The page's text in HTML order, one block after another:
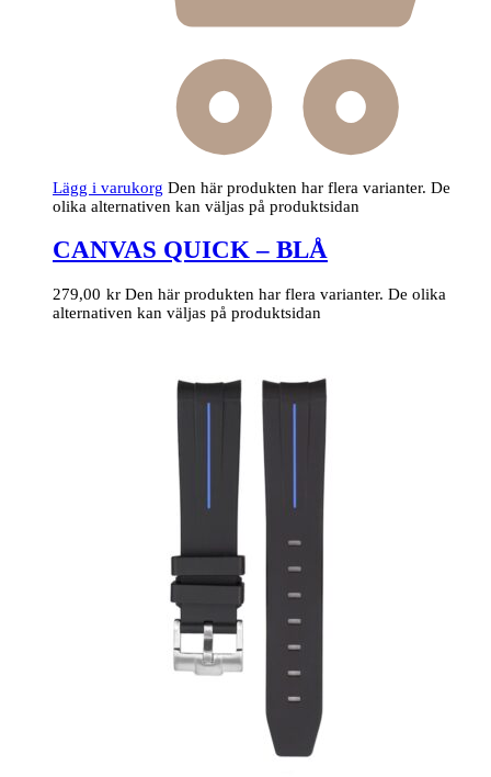
Lägg i varukorg Den här produkten har flera varianter. De
olika alternativen kan väljas på produktsidan
CANVAS QUICK – BLÅ
279,00 kr Den här produkten har flera varianter. De olika
alternativen kan väljas på produktsidan